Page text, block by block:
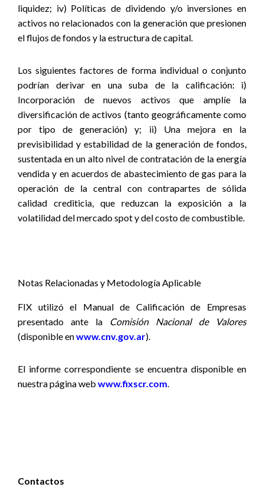
liquidez; iv) Políticas de dividendo y/o inversiones en
activos no relacionados con la generación que presionen
el flujos de fondos y la estructura de capital.
Los siguientes factores de forma individual o conjunto
podrían derivar en una suba de la calificación: i)
Incorporación de nuevos activos que amplíe la
diversificación de activos (tanto geográficamente como
por tipo de generación) y; ii) Una mejora en la
previsibilidad y estabilidad de la generación de fondos,
sustentada en un alto nivel de contratación de la energía
vendida y en acuerdos de abastecimiento de gas para la
operación de la central con contrapartes de sólida
calidad crediticia, que reduzcan la exposición a la
volatilidad del mercado spot y del costo de combustible.
Notas Relacionadas y Metodología Aplicable
FIX utilizó el Manual de Calificación de Empresas
presentado ante la
Comisión Nacional de Valores
(disponible enwww.cnv.gov.ar).
El informe correspondiente se encuentra disponible en
nuestra página web www.fixscr.com.
Contactos